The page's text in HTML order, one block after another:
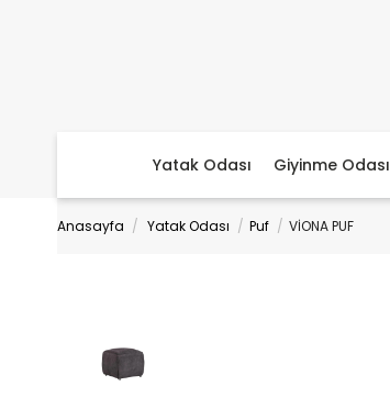
Yatak Odası Giyinme Odası
Anasayfa Yatak Odası Puf VİONA PUF